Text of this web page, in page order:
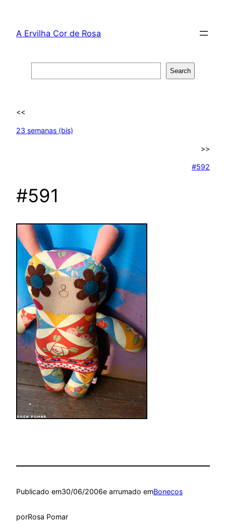
content
A Ervilha Cor de Rosa
Search
<<
23 semanas (bis)
>>
#592
#591
Publicado em30/06/2006e arrumado emBonecos
porRosa Pomar